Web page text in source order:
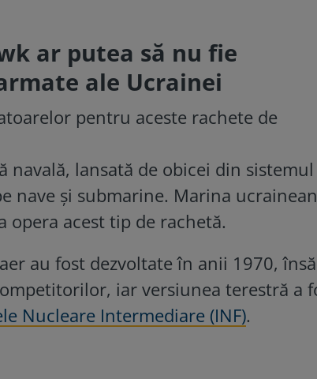
ar putea să nu fie
ale Ucrainei
pentru aceste rachete de
navală, lansată de obicei din sistemul
nave și submarine. Marina
opera acest tip de rachetă.
au fost dezvoltate în anii 1970, însă
iar versiunea terestră a
Nucleare Intermediare (INF).